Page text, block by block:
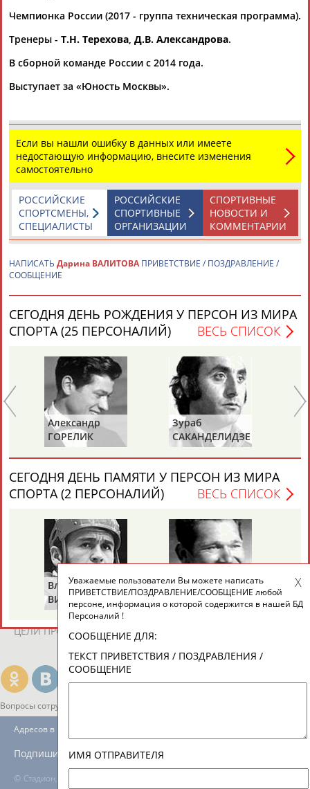
АББАТЕ-
АББЯСОВА
АБДИКАРИМОВААБДРАХМАНОВ
Каримжан
АБДРАХМАНОВ
Аделя
Андрей
Герман
АБДУЛАЕВ
АБДУЛАЕВ
АБДУЛАЗИЗОВАБДУЛБЕКОВ
Камалудин
АБДУЛДАУДОВ
Абдула
АБДУЛЖАЛИЛОВ
Магомед
АБДУЛКАГИРОВ
Назир
АБДУЛЛАЕВ
24 персон из 13181
ЕЩЁ ПЕРСОНЫ
ТАБЛО АКТИВНОСТИ
ЦЕЛИ ПРОЕКТА КОНТАКТЫ
Вопросы сотрудничества и совместной деятельности
© Стадион, 1998-2026
Адресов в новостной рассылке: 996
Подпишись
Чемпионка России (2017 - группа техническая программа).
Тренеры - Т.Н. Терехова, Д.В. Александрова.
В сборной команде России с 2014 года.
Выступает за «Юность Москвы».
Если вы нашли ошибку в данных или имеете
недостающую информацию, внесите изменения
самостоятельно
СПОРТИВНЫЕ
НОВОСТИ И
КОММЕНТАРИИ
РОССИЙСКИЕ
СПОРТИВНЫЕ
ОРГАНИЗАЦИИ
РОССИЙСКИЕ
СПОРТСМЕНЫ,
СПЕЦИАЛИСТЫ
НАПИСАТЬ Дарина ВАЛИТОВА ПРИВЕТСТВИЕ / ПОЗДРАВЛЕНИЕ /
СООБЩЕНИЕ
СЕГОДНЯ ДЕНЬ РОЖДЕНИЯ У ПЕРСОН ИЗ МИРА
СПОРТА (25 ПЕРСОНАЛИЙ)
ВЕСЬ СПИСОК
Александр
ГОРЕЛИК
Зураб
САКАНДЕЛИДЗЕ
СЕГОДНЯ ДЕНЬ ПАМЯТИ У ПЕРСОН ИЗ МИРА
СПОРТА (2 ПЕРСОНАЛИЙ)
ВЕСЬ СПИСОК
Владимир
ВИКУЛОВ
Володар
ЗВЕЗДКИН
Уважаемые пользователи Вы можете написать
ПРИВЕТСТВИЕ/ПОЗДРАВЛЕНИЕ/СООБЩЕНИЕ любой
персоне, информация о которой содержится в нашей БД
Персоналий !
СООБЩЕНИЕ ДЛЯ:
ТЕКСТ ПРИВЕТСТВИЯ / ПОЗДРАВЛЕНИЯ /
СООБЩЕНИЕ
ИМЯ ОТПРАВИТЕЛЯ